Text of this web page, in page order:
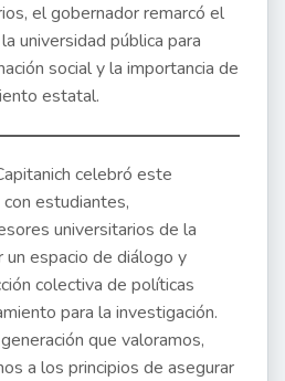
el gobernador remarcó el
universidad pública para
social y la importancia de
estatal.
celebró este
estudiantes,
universitarios de la
un espacio de diálogo y
colectiva de políticas
para la investigación.
que valoramos,
a los principios de asegurar